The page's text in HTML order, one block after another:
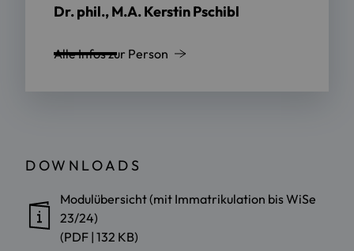
Dr. phil., M.A. Kerstin Pschibl
Alle Infos zur Person
DOWNLOADS
Modulübersicht (mit Immatrikulation bis WiSe
23/24)
(PDF | 132 KB)